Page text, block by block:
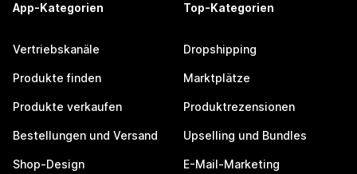
App-Kategorien
Vertriebskanäle
Produkte finden
Produkte verkaufen
Bestellungen und Versand
Shop-Design
Top-Kategorien
Dropshipping
Marktplätze
Produktrezensionen
Upselling und Bundles
E-Mail-Marketing